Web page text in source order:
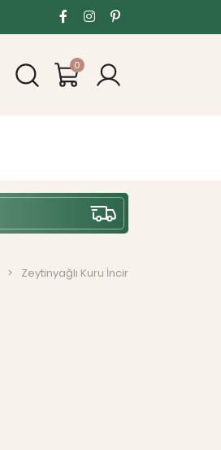
0
Zeytinyağlı Kuru İncir